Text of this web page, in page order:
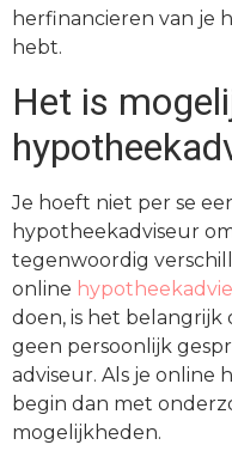
herfinancieren van je
hebt.
Het is
Je hoeft niet per se
hypotheekadviseur
tegenwoordig
online
doen, is het
geen persoonlijk
adviseur. Als je online
begin dan met
mogelijkheden.